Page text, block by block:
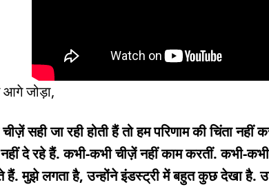
आगे जोड़ा,
सही जा रही होती हैं तो हम परिणाम की चिंता
दे रहे हैं. कभी-कभी चीज़ें नहीं काम करतीं. कभी-
हैं. मुझे लगता है, उन्होंने इंडस्ट्री में बहुत कुछ देखा है.